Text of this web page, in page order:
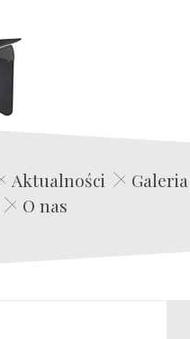
Edwin Film Agencja Aktorska
Aktualności
Galeria
O nas